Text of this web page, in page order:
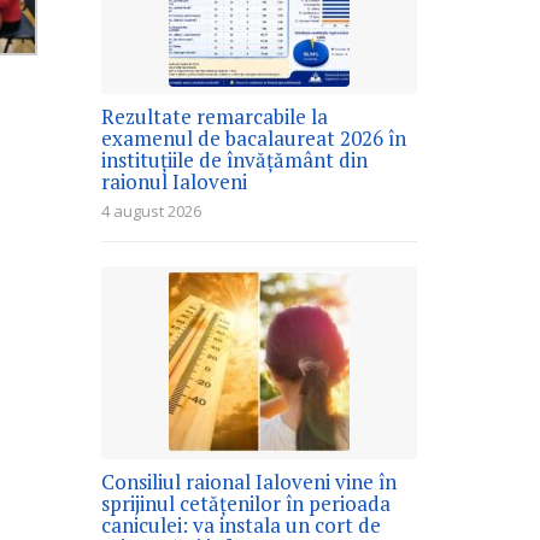
Rezultate remarcabile la
examenul de bacalaureat 2026 în
instituțiile de învățământ din
raionul Ialoveni
4 august 2026
Consiliul raional Ialoveni vine în
sprijinul cetățenilor în perioada
caniculei: va instala un cort de